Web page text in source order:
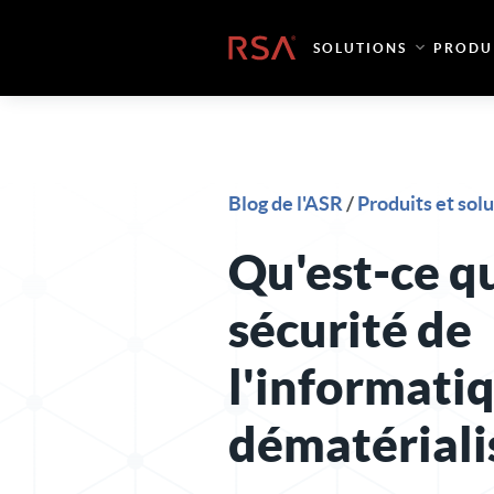
Accueil SOLUTIONS
Blog de l'ASR /Produits et
Qu'est-ce
sécurité de